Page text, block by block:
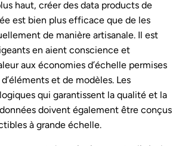
haut, créer des data products de
est bien plus efficace que de les
de manière artisanale. Il est
en aient conscience et
aux économies d’échelle permises
et de modèles. Les
qui garantissent la qualité et la
doivent également être conçus
à grande échelle.